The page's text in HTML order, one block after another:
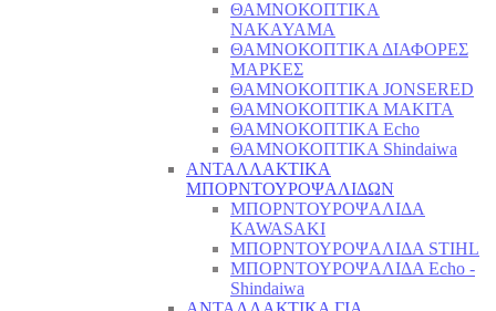
ΘΑΜΝΟΚΟΠΤΙΚΑ
NAKAYAMA
ΘΑΜΝΟΚΟΠΤΙΚΑ ΔΙΑΦΟΡΕΣ
ΜΑΡΚΕΣ
ΘΑΜΝΟΚΟΠΤΙΚΑ JONSERED
ΘΑΜΝΟΚΟΠΤΙΚΑ MAKITA
ΘΑΜΝΟΚΟΠΤΙΚΑ Echo
ΘΑΜΝΟΚΟΠΤΙΚΑ Shindaiwa
ΑΝΤΑΛΛΑΚΤΙΚΑ
ΜΠΟΡΝΤΟΥΡΟΨΑΛΙΔΩΝ
ΜΠΟΡΝΤΟΥΡΟΨΑΛΙΔΑ
KAWASAKI
ΜΠΟΡΝΤΟΥΡΟΨΑΛΙΔΑ STIHL
ΜΠΟΡΝΤΟΥΡΟΨΑΛΙΔΑ Echo -
Shindaiwa